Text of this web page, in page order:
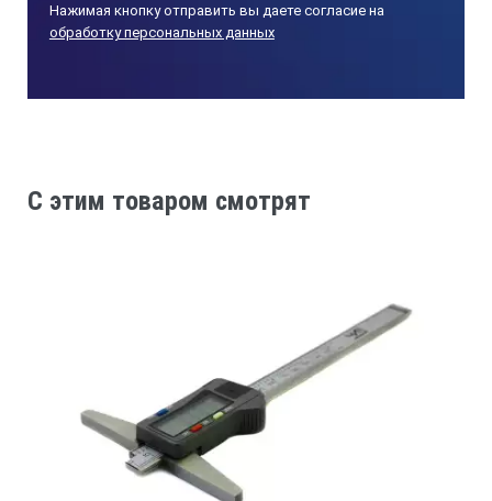
Дисплей
ЖК-дисплей; высота символов 7,5 мм
Диапазон
Нажимая кнопку отправить вы даете согласие на
обработку персональных данных
C этим товаром смотрят